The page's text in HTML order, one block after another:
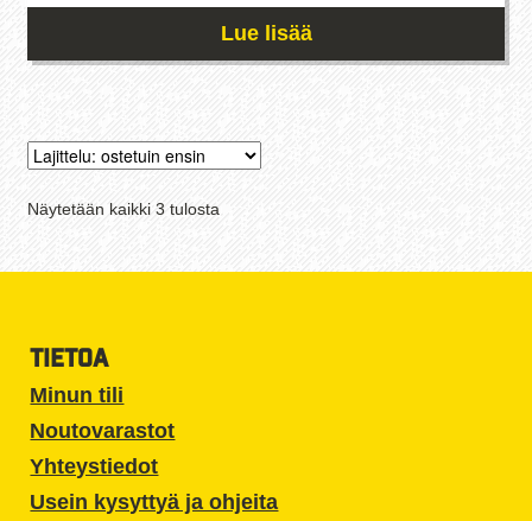
Lue lisää
Näytetään kaikki 3 tulostaSuosituimmat
TIETOA
Minun tili
Noutovarastot
Yhteystiedot
Usein kysyttyä ja ohjeita